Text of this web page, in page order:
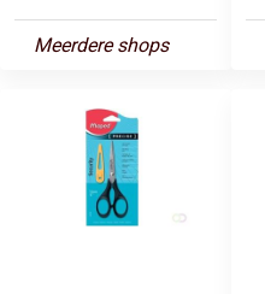
Meerdere shops